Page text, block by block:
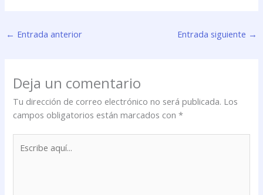
← Entrada anterior Entrada siguiente →
Deja un comentario
Tu dirección de correo electrónico no será publicada. Los
campos obligatorios están marcados con*
aquí...